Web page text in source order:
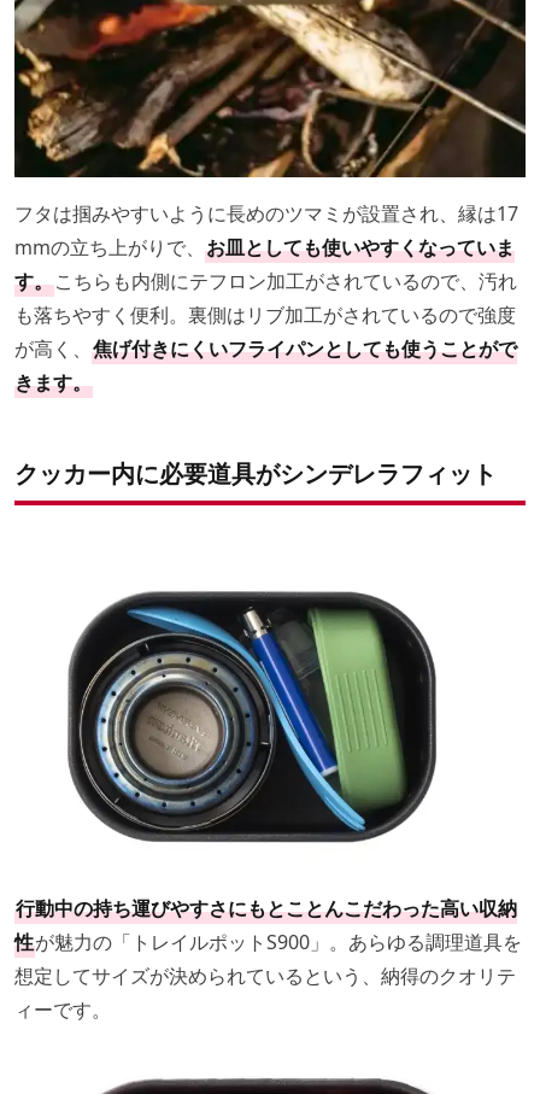
フタは掴みやすいように長めのツマミが設置され、縁は17
mmの立ち上がりで、 お皿としても使いやすくなっていま
す。こちらも内側にテフロン加工がされているので、汚れ
も落ちやすく便利。裏側はリブ加工がされているので強度
が高く、 焦げ付きにくいフライパンとしても使うことがで
きます。
クッカー内に必要道具がシンデレラフィット
行動中の持ち運びやすさにもとことんこだわった高い収納
性が魅力の「トレイルポットS900」。あらゆる調理道具を
想定してサイズが決められているという、納得のクオリテ
ィーです。